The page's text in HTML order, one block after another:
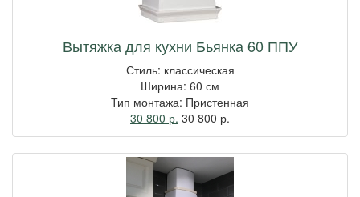
Вытяжка для кухни Бьянка 60 ППУ
Стиль: классическая
Ширина: 60 см
Тип монтажа: Пристенная
30 800 р. 30 800 р.